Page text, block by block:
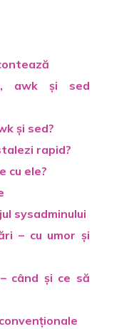
awk și sed
și sed?
rapid?
cu ele?
sysadminului
– cu umor și
când și ce să